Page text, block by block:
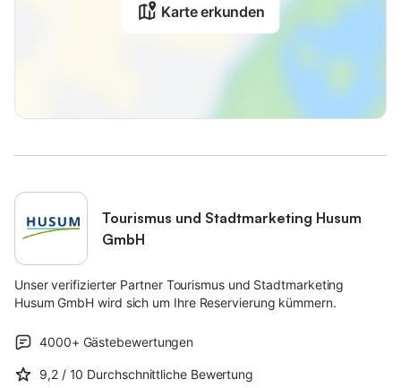
Karte erkunden
Tourismus und Stadtmarketing Husum
GmbH
Unser verifizierter Partner Tourismus und Stadtmarketing
Husum GmbH wird sich um Ihre Reservierung kümmern.
4000+ Gästebewertungen
9,2 / 10 Durchschnittliche Bewertung